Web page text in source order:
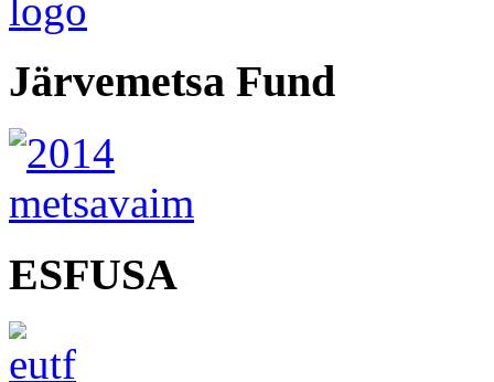
Järvemetsa Fund
ESFUSA